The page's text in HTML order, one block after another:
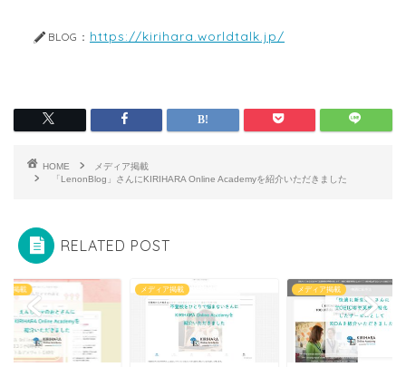
BLOG： https://kirihara.worldtalk.jp/
HOME
メディア掲載
「LenonBlog」さんにKIRIHARA Online Academyを紹介いただきました
RELATED POST
ア掲載 メディア掲載 メディア掲載